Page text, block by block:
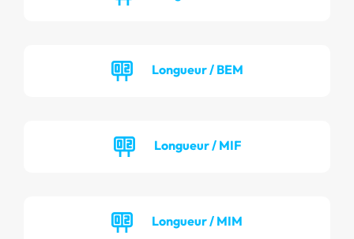
Longueur / BEM
Longueur / MIF
Longueur / MIM